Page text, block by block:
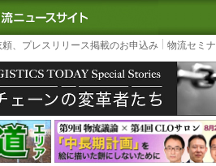
｜国内最大の物流ニュースサ
3PL,
、プレスリリース掲載のお申込み 物流セミ